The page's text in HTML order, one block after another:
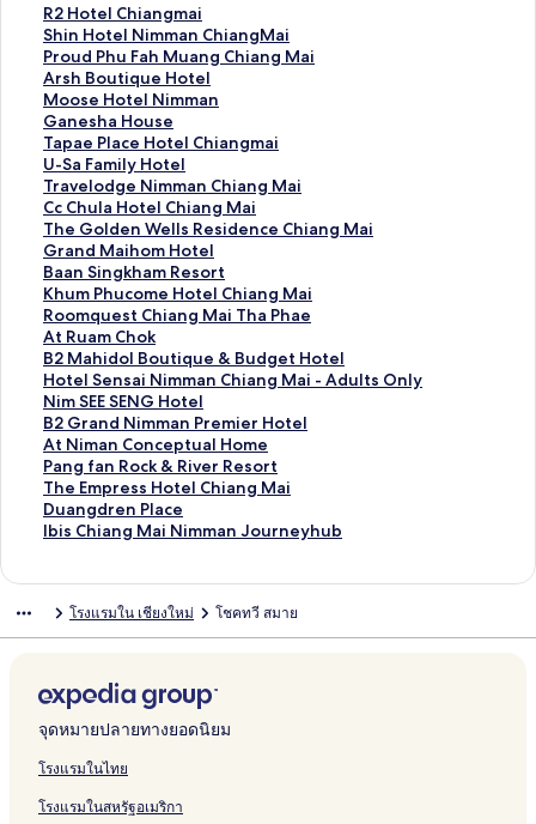
R2 Hotel Chiangmai
ลิ
ง
ก์
ม
า
ต
ร
ฐ
า
น
สำ
ห
รั
บ
R
2
H
o
t
e
l
C
h
i
a
i
Shin Hotel Nimman ChiangMai
ลิ
ง
ก์
ม
า
ต
ร
ฐ
า
น
สำ
ห
รั
บ
S
h
i
n
H
o
t
e
l
N
n
i
a
n
g
a
Proud Phu Fah Muang Chiang Mai
ลิ
ง
ก์
ม
า
ต
ร
ฐ
า
น
สำ
ห
รั
บ
P
r
o
u
d
P
h
u
F
a
C
h
i
a
g
Arsh Boutique Hotel
ลิ
ง
ก์
ม
า
ต
ร
ฐ
า
น
สำ
ห
รั
บ
A
r
s
h
B
o
u
t
H
e
l
Moose Hotel Nimman
ลิ
ง
ก์
ม
า
ต
ร
ฐ
า
น
สำ
ห
รั
บ
M
o
o
s
e
H
o
i
a
n
Ganesha House
ลิ
ง
ก์
ม
า
ต
ร
ฐ
า
น
สำ
ห
รั
บ
G
a
n
e
s
h
s
Tapae Place Hotel Chiangmai
ลิ
ง
ก์
ม
า
ต
ร
ฐ
า
น
สำ
ห
รั
บ
T
a
p
a
e
e
t
e
l
C
i
U-Sa Family Hotel
ลิ
ง
ก์
ม
า
ต
ร
ฐ
า
น
สำ
ห
รั
บ
U
-
S
a
l
o
t
e
l
Travelodge Nimman Chiang Mai
ลิ
ง
ก์
ม
า
ต
ร
ฐ
า
น
สำ
ห
รั
บ
T
r
a
d
N
i
m
m
n
Cc Chula Hotel Chiang Mai
ลิ
ง
ก์
ม
า
ต
ร
ฐ
า
น
สำ
ห
รั
บ
C
c
a
t
e
l
C
i
The Golden Wells Residence Chiang Mai
ลิ
ง
ก์
ม
า
ต
ร
ฐ
า
น
สำ
ห
รั
บ
T
l
n
W
e
l
s
Grand Maihom Hotel
ลิ
ง
ก์
ม
า
ต
ร
ฐ
า
น
สำ
ห
รั
บ
d
i
h
o
m
o
Baan Singkham Resort
ลิ
ง
ก์
ม
า
ต
ร
ฐ
า
น
สำ
ห
รั
n
n
g
k
h
m
Khum Phucome Hotel Chiang Mai
ลิ
ง
ก์
ม
า
ต
ร
ฐ
า
น
สำ
ห
u
h
u
c
o
e
Roomquest Chiang Mai Tha Phae
ลิ
ง
ก์
ม
า
ต
ร
ฐ
า
น
สำ
o
q
u
e
s
C
At Ruam Chok
ลิ
ง
ก์
ม
า
ต
ร
ฐ
า
น
A
u
a
m
C
o
B2 Mahidol Boutique & Budget Hotel
ลิ
ง
ก์
ม
า
ต
ร
ฐ
า
บ
M
a
h
i
o
Hotel Sensai Nimman Chiang Mai - Adults Only
ลิ
ง
ก์
ม
า
ต
ร
ฐ
รั
o
t
e
l
e
Nim SEE SENG Hotel
ลิ
ง
ก์
ม
า
ต
ร
สำ
ห
N
i
m
S
E
B2 Grand Nimman Premier Hotel
ลิ
ง
ก์
ม
า
ต
สำ
บ
B
2
G
a
At Niman Conceptual Home
ลิ
ง
ก์
ม
า
น
รั
บ
A
t
i
Pang fan Rock & River Resort
ลิ
ง
ก์
ม
า
ห
รั
บ
P
n
The Empress Hotel Chiang Mai
ลิ
ง
ก์
ฐ
สำ
ห
รั
บ
h
Duangdren Place
ลิ
ง
ร
น
สำ
ห
รั
D
Ibis Chiang Mai Nimman Journeyhub
ลิ
ต
า
น
สำ
ห
บ
โรงแรมใน เชียงใหม่ โชคทวี สมาย
จุดหมายปลายทางยอดนิยม
โรงแรมในไทย
โรงแรมในสหรัฐอเมริกา